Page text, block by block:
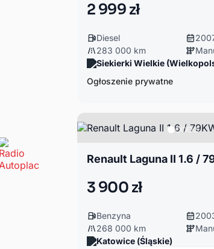
2 999 zł
Diesel
283 000 km
Siekierki Wielkie
Ogłoszenie prywatne
Renault Laguna II 1.6 /
3 900 zł
Benzyna
268 000 km
Katowice (Śląskie)